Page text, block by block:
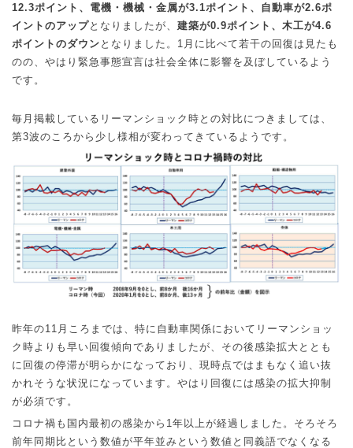
12.3ポイント、電機・機械・金属が3.1ポイント、自動車が2.6ポ
イントのアップとなりましたが、 建築が0.9ポイント、木工が4.6
ポイントのダウン となりました。 1 月に比べて若干の回復は見たも
のの、やはり緊急事態宣言は社会全体に影響を及ぼしているよう
です。
毎月掲載しているリーマンショック時との対比につきましては、
第3波のころから少し様相が変わってきているようです。
昨年の11 月ころまでは、特に自動車関係においてリーマンショッ
ク時よりも早い回復傾向でありましたが、その後感染拡大ととも
に回復の停滞が明らかになっており、現時点ではまもなく追い抜
かれそうな状況になっています。やはり回復には感染の拡大抑制
が必須です。
コロナ禍も国内最初の感染から 1 年以上が経過しました。そろそろ
前年同期比という数値が平年並みという数値と同義語でなくなる